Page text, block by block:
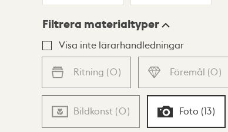
Lista Karta
Filtrera materialtyper
Visa inte lärarhandledningar
Ritning (0) Föremål (0)
Bildkonst (0) Foto (13)